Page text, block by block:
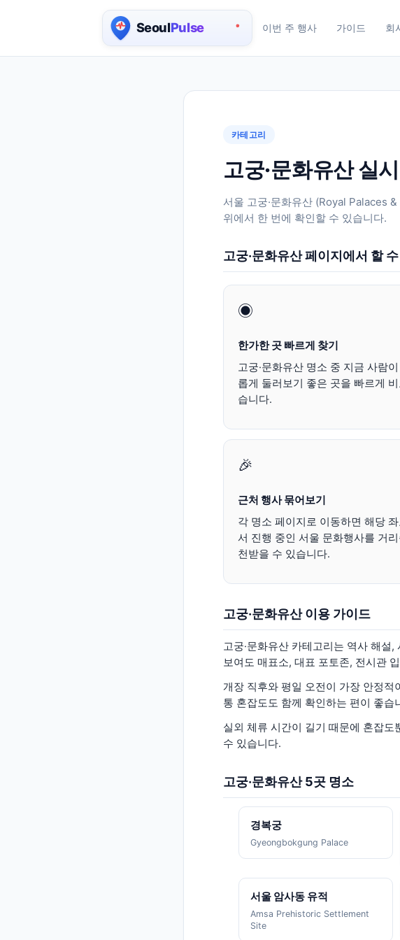
서울 실시간 인구 지도
이번 주 행사 가이드 회
카테고리
고궁·문화유산 실
서울 고궁·문화유산 (Royal Palaces
위에서 한 번에 확인할 수 있습니다.
고궁·문화유산페이지에서 할 수
◉
한가한 곳 빠르게 찾기
고궁·문화유산 명소 중 지금 사람
롭게 둘러보기 좋은 곳을 빠르게
습니다.
🎉
근처 행사 묶어보기
각 명소 페이지로 이동하면 해당
서 진행 중인 서울 문화행사를 거
천받을 수 있습니다.
고궁·문화유산이용 가이드
고궁·문화유산 카테고리는 역사 해설
보여도 매표소, 대표 포토존, 전시관
개장 직후와 평일 오전이 가장 안정적
통 혼잡도도 함께 확인하는 편이 좋습
실외 체류 시간이 길기 때문에 혼잡도
수 있습니다.
고궁·문화유산 5곳 명소
경복궁
Gyeongbokgung Palace
서울 암사동 유적
Amsa Prehistoric Settlement
Site